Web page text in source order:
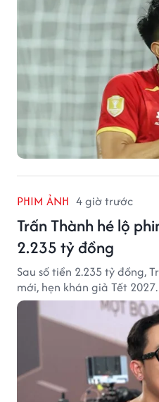
PHIM ẢNH 4 giờ trước
Trấn Thành hé lộ
2.235 tỷ đồng
Sau số tiền 2.235 tỷ đồng,
mới, hẹn khán giả Tết 2027.